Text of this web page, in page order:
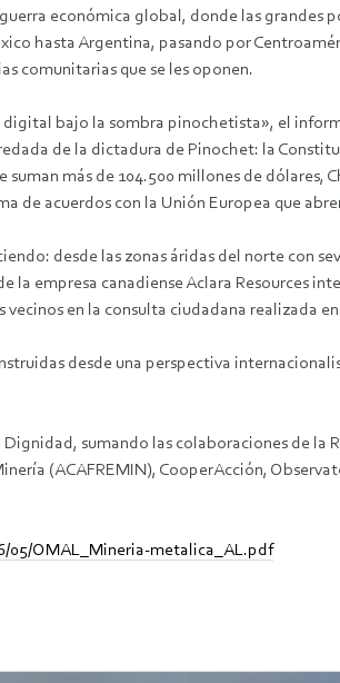
económica global, donde las grandes
hasta Argentina, pasando por
comunitarias que se les oponen.
digital bajo la sombra pinochetista», el
de la dictadura de Pinochet: la
más de 104.500 millones de
de acuerdos con la Unión Europea que
desde las zonas áridas del norte con
empresa canadiense Aclara Resources
en la consulta ciudadana realizada
desde una perspectiva
sumando las colaboraciones de
(ACAFREMIN), CooperAcción,
05/OMAL_Mineria-metalica_AL.pdf